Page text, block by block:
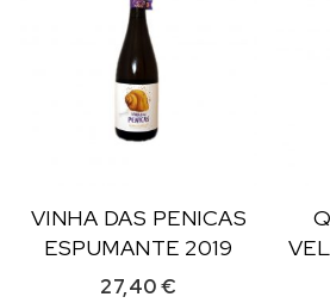
VINHA DAS PENICAS
ESPUMANTE 2019
27,40€